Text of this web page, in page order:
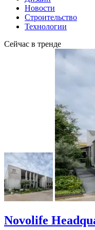
Новости
Строительство
Технологии
Сейчас в тренде
Novolife